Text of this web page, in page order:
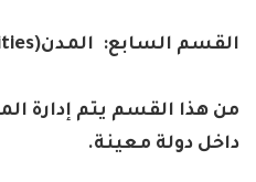
القسم السابع: المدن(Cities)
من هذا القسم يتم إدارة
داخل دولة معينة.